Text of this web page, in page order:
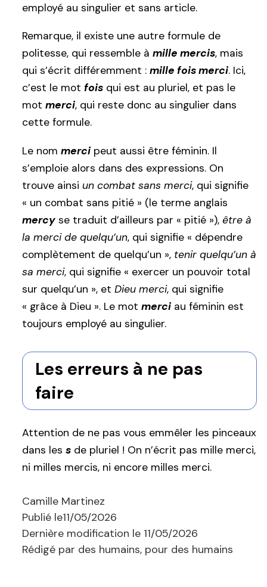
employé au singulier et sans article.
Remarque, il existe une autre formule de
politesse, qui ressemble à mille mercis, mais
qui s’écrit différemment : mille fois merci. Ici,
c’est le mot fois qui est au pluriel, et pas le
mot merci, qui reste donc au singulier dans
cette formule.
Le nom merci peut aussi être féminin. Il
s’emploie alors dans des expressions. On
trouve ainsi un combat sans merci, qui signifie
« un combat sans pitié » (le terme anglais
mercy se traduit d’ailleurs par « pitié »), être à
la merci de quelqu’un, qui signifie « dépendre
complètement de quelqu’un », tenir quelqu’un à
sa merci, qui signifie « exercer un pouvoir total
sur quelqu’un », et Dieu merci, qui signifie
« grâce à Dieu ». Le mot merci au féminin est
toujours employé au singulier.
Les erreurs à ne pas
faire
Attention de ne pas vous emmêler les pinceaux
dans les s de pluriel ! On n’écrit pas mille merci,
ni milles mercis, ni encore milles merci.
Camille Martinez
Publié le11/05/2026
Dernière modification le 11/05/2026
Rédigé par des humains, pour des humains